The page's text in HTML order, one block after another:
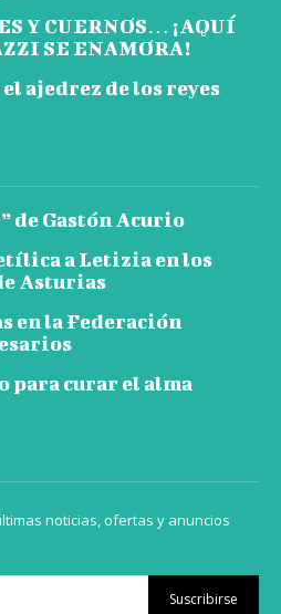
Y CUERNOS… ¡AQUÍ
SE ENAMORA!
ajedrez de los reyes
de Gastón Acurio
a Letizia en los
Asturias
en la Federación
para curar el alma
noticias, ofertas y anuncios
Suscribirse